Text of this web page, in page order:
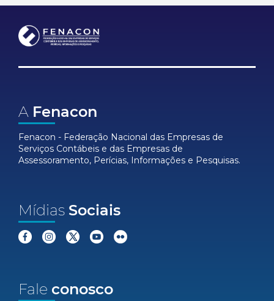
A Fenacon
Fenacon - Federação Nacional das Empresas de
Serviços Contábeis e das Empresas de
Assessoramento, Perícias, Informações e Pesquisas.
Mídias Sociais
Fale conosco